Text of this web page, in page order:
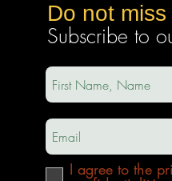
Do not
Subscribe to
I agree to the